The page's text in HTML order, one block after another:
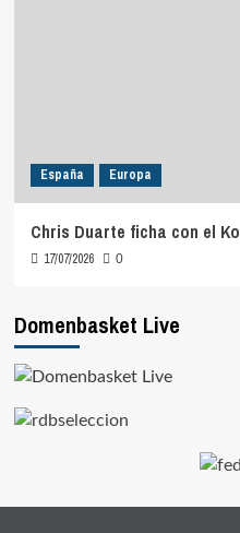
España Europa
Chris Duarte ficha con el
17/07/2026 0
Domenbasket Live